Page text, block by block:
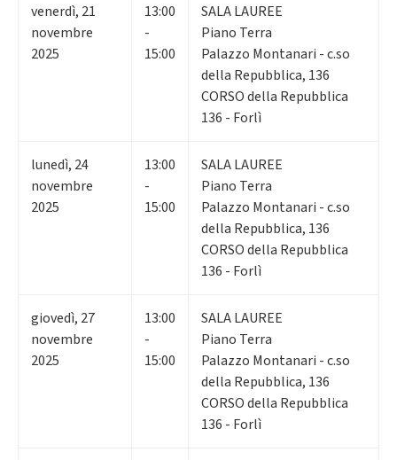
venerdì, 21
novembre
2025
13:00
-
15:00
SALA LAUREE
Piano Terra
Palazzo Montanari - c.so
della Repubblica, 136
CORSO della Repubblica
136 - Forlì
lunedì, 24
novembre
2025
13:00
-
15:00
SALA LAUREE
Piano Terra
Palazzo Montanari - c.so
della Repubblica, 136
CORSO della Repubblica
136 - Forlì
giovedì, 27
novembre
2025
13:00
-
15:00
SALA LAUREE
Piano Terra
Palazzo Montanari - c.so
della Repubblica, 136
CORSO della Repubblica
136 - Forlì